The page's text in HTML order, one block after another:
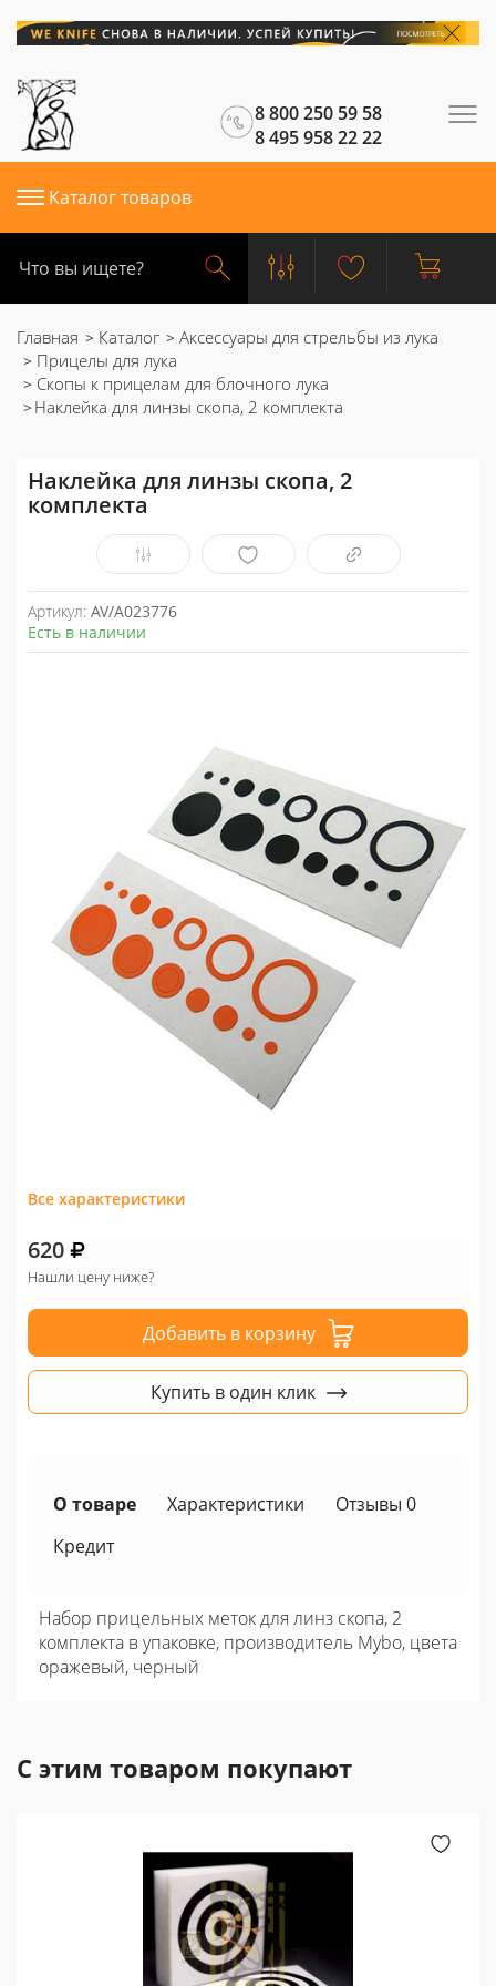
8 800 250 59 58
8 495 958 22 22
Каталог товаров
Главная Каталог
Аксессуары для стрельбы из лука
Прицелы для лука
Скопы к прицелам для блочного лука
Наклейка для линзы скопа, 2 комплекта
Наклейка для линзы скопа, 2
комплекта
Артикул: AV/A023776
Есть в наличии
Все характеристики
620
Нашли цену ниже?
Добавить в корзину
Купить в один клик
О товаре Характеристики
Отзывы 0
Кредит
Набор прицельных меток для линз скопа, 2
комплекта в упаковке, производитель Mybo, цвета
оражевый, черный
С этим товаром покупают